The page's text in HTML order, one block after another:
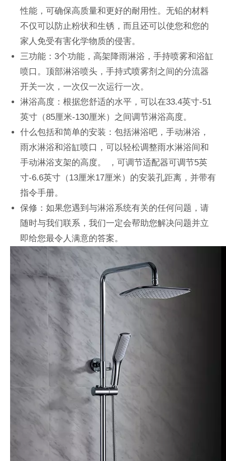
性能，可确保高质量和更好的耐用性。无铅的材料
不仅可以防止粉状和生锈，而且还可以使您和您的
家人免受有害化学物质的侵害。
三功能：3个功能，高架降雨淋浴，手持喷雾和浴缸
喷口。顶部淋浴喷头，手持式喷雾剂之间的分流器
开关一次，一次仅一次运行一次。
淋浴高度：根据您舒适的水平，可以在33.4英寸-51
英寸（85厘米-130厘米）之间调节淋浴高度。
什么包括和简单的安装：包括淋浴吧，手动淋浴，
雨水淋浴和浴缸喷口，可以轻松调整雨水淋浴间和
手动淋浴支架的高度。 ，可调节适配器可调节5英
寸-6.6英寸（13厘米17厘米）的安装孔距离，并带有
指令手册。
保修：如果您遇到与淋浴系统有关的任何问题，请
随时与我们联系，我们一定会帮助您解决问题并立
即给您最令人满意的答案。